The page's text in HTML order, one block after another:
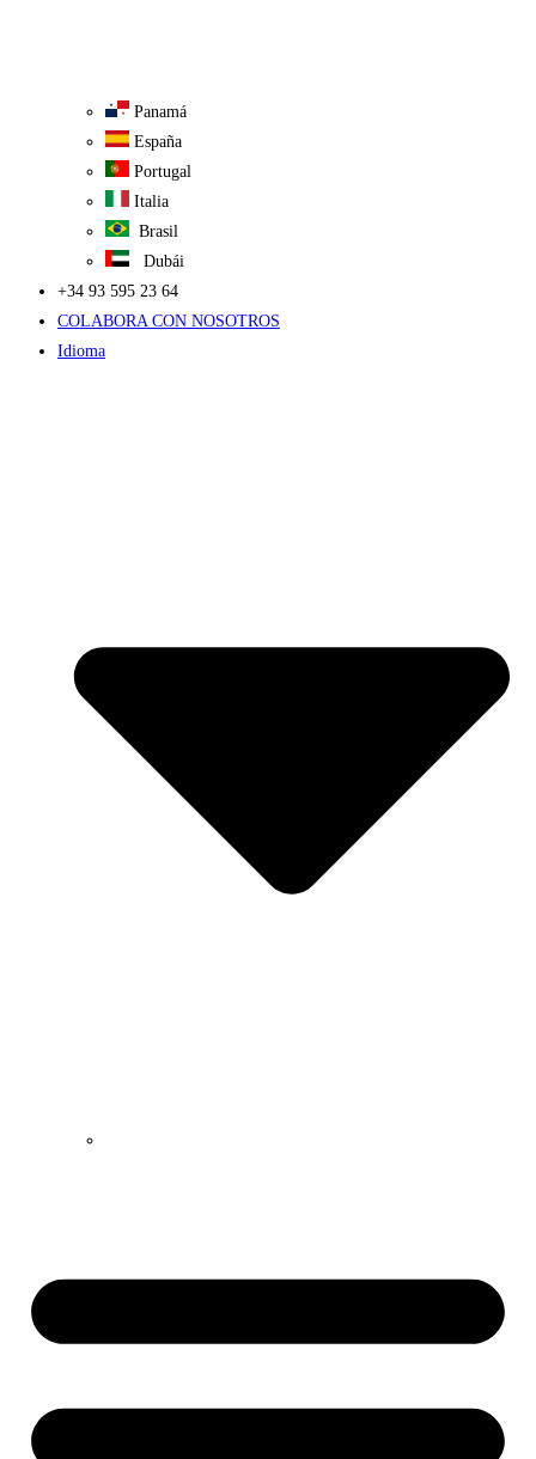
Panamá
España
Portugal
Italia
Brasil
Dubái
+34 93 595 23 64
COLABORA CON NOSOTROS
Idioma